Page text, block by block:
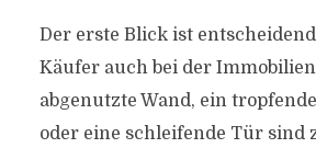
Der erste Blick ist
Käufer auch bei der
abgenutzte Wand, ein
oder eine schleifende Tür sind